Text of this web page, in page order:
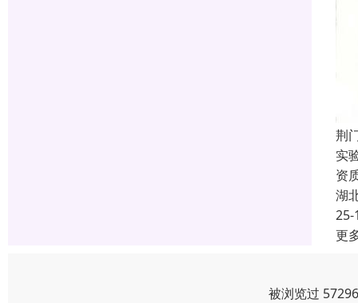
荆
实
资
湖
25-
更
被浏览过